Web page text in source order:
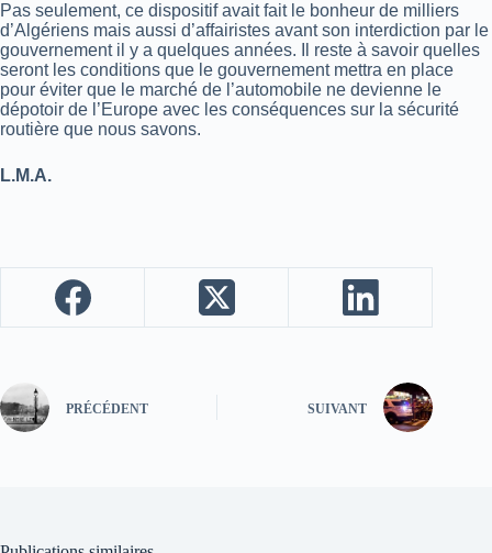
Pas seulement, ce dispositif avait fait le bonheur de milliers
d’Algériens mais aussi d’affairistes avant son interdiction par le
gouvernement il y a quelques années. Il reste à savoir quelles
seront les conditions que le gouvernement mettra en place
pour éviter que le marché de l’automobile ne devienne le
dépotoir de l’Europe avec les conséquences sur la sécurité
routière que nous savons.
L.M.A.
PRÉCÉDENT SUIVANT